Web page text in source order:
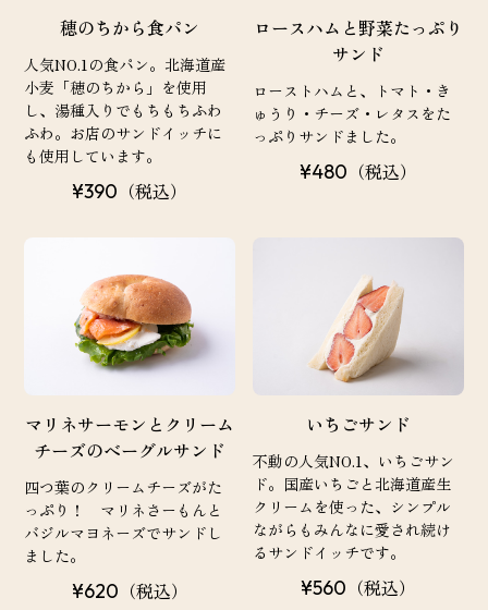
穂のちから食パン
人気NO.1の食パン。北海道産
小麦「穂のちから」を使用
し、湯種入りでもちもちふわ
ふわ。お店のサンドイッチに
も使用しています。
¥390 （税込）
ロースハムと野菜たっぷり
サンド
ローストハムと、トマト・き
ゅうり・チーズ・レタスをた
っぷりサンドました。
¥480 （税込）
マリネサーモンとクリーム
チーズのベーグルサンド
四つ葉のクリームチーズがた
っぷり！ マリネさーもんと
バジルマヨネーズでサンドし
ました。
¥620 （税込）
いちごサンド
不動の人気NO.1、いちごサン
ド。国産いちごと北海道産生
クリームを使った、シンプル
ながらもみんなに愛され続け
るサンドイッチです。
¥560 （税込）